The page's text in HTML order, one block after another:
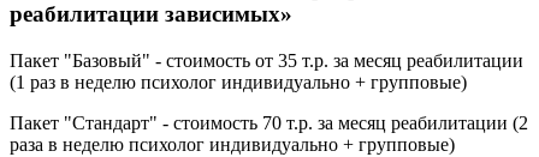
реабилитации зависимых»
Пакет "Базовый" - стоимость от 35 т.р. за месяц реабилитации
(1 раз в неделю психолог индивидуально + групповые)
Пакет "Стандарт" - стоимость 70 т.р. за месяц реабилитации (2
раза в неделю психолог индивидуально + групповые)